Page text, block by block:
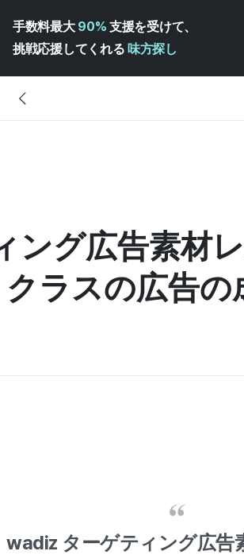
手数料最大 90% 支援を受けて、
挑戦応援してくれる 味方探し
ング広告素材
ラスの広告の
wadiz ターゲティング広告